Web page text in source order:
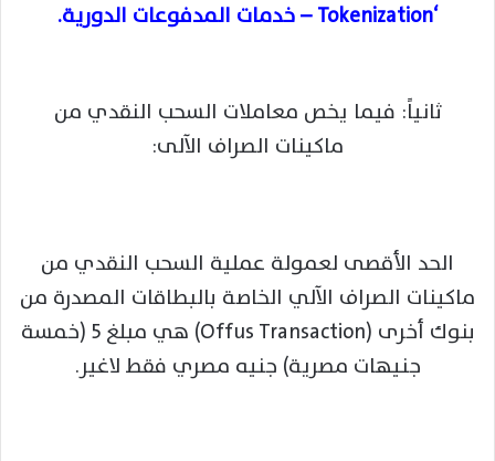
‘Tokenization – خدمات المدفوعات الدورية.
ثانياً: فيما يخص معاملات السحب النقدي من
ماكينات الصراف الآلى:
الحد الأقصى لعمولة عملية السحب النقدي من
ماكينات الصراف الآلي الخاصة بالبطاقات المصدرة من
بنوك أخرى (Offus Transaction) هي مبلغ 5 (خمسة
جنيهات مصرية) جنيه مصري فقط لاغير.